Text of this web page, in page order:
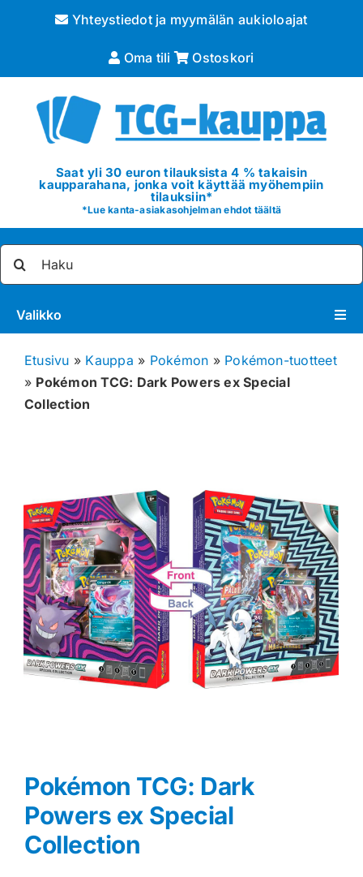
Yhteystiedot ja myymälän aukioloajat
Oma tili Ostoskori
Saat yli 30 euron tilauksista 4 % takaisin
kaupparahana, jonka voit käyttää myöhempiin
tilauksiin*
*Lue kanta-asiakasohjelman ehdot täältä
Valikko
Pokémon
Ennakot
Greidatut kortit
Irtokortit
Rip & Ship
Greidauspalvelu
Etusivu » Kauppa » Pokémon » Pokémon-tuotteet
» Pokémon TCG: Dark Powers ex Special
Collection
Pokémon TCG: Dark
Powers ex Special
Collection